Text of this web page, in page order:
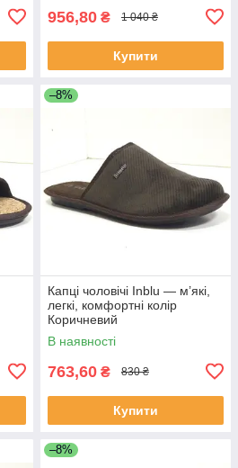
956,80 ₴ 1 040 ₴
Купити
–8%
Капці чоловічі Inblu — м’які,
легкі, комфортні колір
Коричневий
В наявності
763,60 ₴ 830 ₴
Купити
–8%